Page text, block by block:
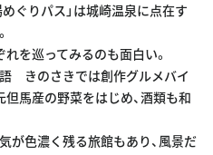
めぐりパス」は城崎温泉に点在す
を巡ってみるのも面白い。
きのさきでは創作グルメバイ
馬産の野菜をはじめ、酒類も和
が色濃く残る旅館もあり、風景だ